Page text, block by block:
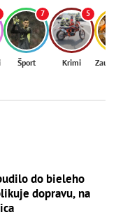
7
Šport
5
Krimi
do bieleho
dopravu, na